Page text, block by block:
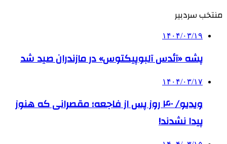
منتخب سردبیر
۱۴۰۴/۰۳/۱۹
پشه «آئدس آلبوپیکتوس» در مازندران صید شد
۱۴۰۴/۰۳/۱۷
ویدیو/ ۴۰ روز پس از فاجعه؛ مقصرانی که هنوز
پیدا نشدند!